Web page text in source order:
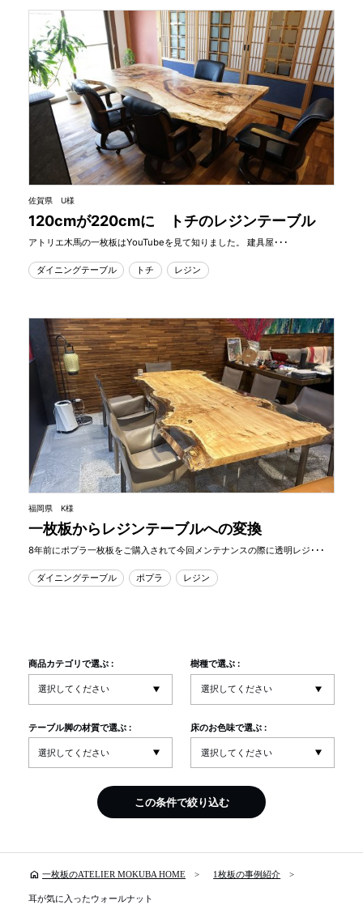
佐賀県 U様
120cmが220cmに トチのレジンテーブル
アトリエ木馬の一枚板はYouTubeを見て知りました。 建具屋･･･
ダイニングテーブル トチ レジン
福岡県 K様
一枚板からレジンテーブルへの変換
8年前にポプラ一枚板をご購入されて今回メンテナンスの際に透明レジ･･･
ダイニングテーブル ポプラ レジン
商品カテゴリで選ぶ : 樹種で選ぶ :
テーブル脚の材質で選ぶ : 床のお色味で選ぶ :
この条件で絞り込む
home 一枚板のATELIER MOKUBA HOME 1枚板の事例紹介
耳が気に入ったウォールナット